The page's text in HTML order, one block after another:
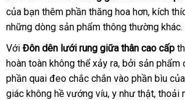
gần
nhất
của bạn thêm phần thăng hoa hơngiá
bán
, kích
những dòng sản phẩm thông thường khác.
Với Đôn dên lưới rung giữa thân cao cấp
hoàn toàn không thể xảy rasử
dụng
, khách
hàng
bởi sản phẩm
phần quai đeo chắc chắn vào phần bìu lừa
giác không hề vướng víudễ
, y như thậtđặt
, thoải